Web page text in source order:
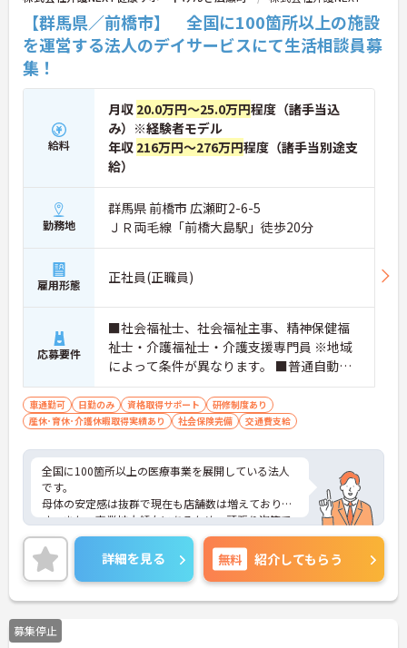
【群馬県／前橋市】 全国に100箇所以上の施設
を運営する法人のデイサービスにて生活相談員募
集！
給料
月収 20.0万円～25.0万円程度（諸手当込
み）※経験者モデル
年収 216万円～276万円程度（諸手当別途支
給）
勤務地
群馬県 前橋市 広瀬町2-6-5
ＪＲ両毛線「前橋大島駅」徒歩20分
雇用形態 正社員(正職員)
応募要件
■社会福祉士、社会福祉主事、精神保健福
祉士・介護福祉士・介護支援専門員 ※地域
によって条件が異なります。 ■普通自動車
免許（AT限定可） ※未経験可、ブランク可
車通勤可 日勤のみ 資格取得サポート
研修制度あり
産休･育休･介護休暇取得実績あり
社会保険完備 交通費支給
全国に100箇所以上の医療事業を展開している法人
です。
母体の安定感は抜群で現在も店舗数は増えておりま
す。また、事業拡大傾向にあるため、頑張り次第で
はキャリアアップも見込めるます。複数の店舗を経
営しているノウハウを生かした研修制度も自身の成
長に繋がります。スタッフものびのびと働いてお
り、職場の雰囲気が明るく活気があるのも魅力の1
つです。
ご興味のある方はお気軽にお問い合わせ下さいま
せ。
詳細を見る 無料 紹介してもらう
募集停止